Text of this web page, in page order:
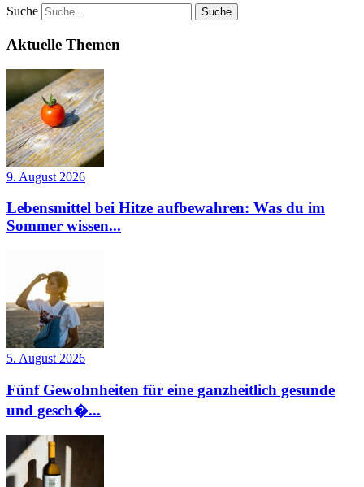
Suche
Aktuelle Themen
9. August 2026
Lebensmittel bei Hitze aufbewahren: Was du im
Sommer wissen...
5. August 2026
Fünf Gewohnheiten für eine ganzheitlich gesunde
und gesch�...